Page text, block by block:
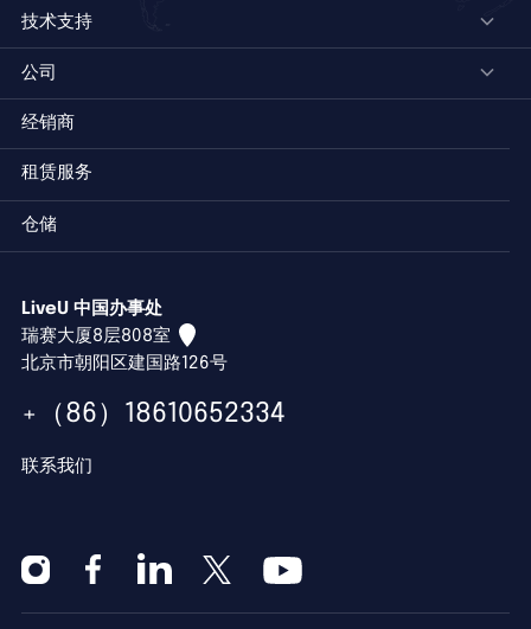
技术支持
公司
经销商
租赁服务
仓储
LiveU 中国办事处
瑞赛大厦8层808室
北京市朝阳区建国路126号
+（86）18610652334
联系我们